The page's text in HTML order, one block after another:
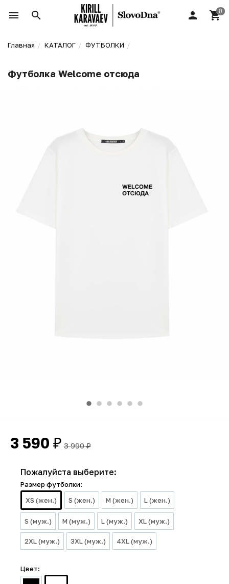
Главная КАТАЛОГ ФУТБОЛКИ
Футболка Welcome отсюда
3 590 ₽ 3 990₽
Пожалуйста выберите:
Размер футболки:
XS (жен.)
S (жен.) M (жен.) L (жен.)
S (муж.) M (муж.) L (муж.) XL (муж.)
2XL (муж.) 3XL (муж.) 4XL (муж.)
Цвет: